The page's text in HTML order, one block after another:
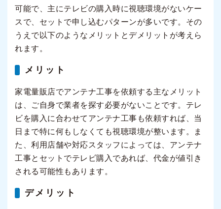
可能で、主にテレビの購入時に視聴環境がないケー
スで、セットで申し込むパターンが多いです。その
うえで以下のようなメリットとデメリットが考えら
れます。
メリット
家電量販店でアンテナ工事を依頼する主なメリット
は、ご自身で業者を探す必要がないことです。テレ
ビを購入に合わせてアンテナ工事も依頼すれば、当
日まで特に何もしなくても視聴環境が整います。ま
た、利用店舗や対応スタッフによっては、アンテナ
工事とセットでテレビ購入であれば、代金が値引き
される可能性もあります。
デメリット